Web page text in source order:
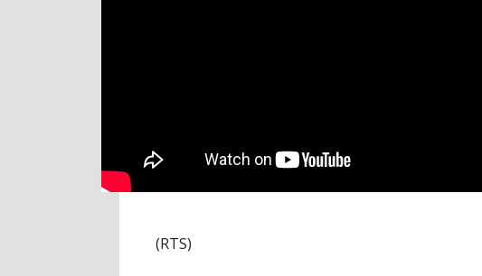
(RTS)